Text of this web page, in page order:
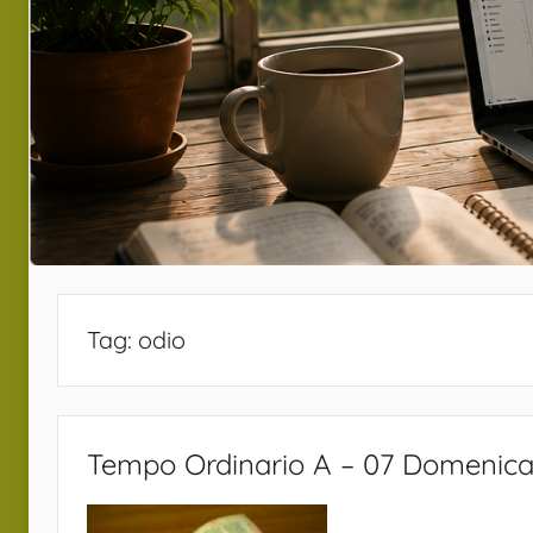
Tag: odio
Tempo Ordinario A – 07 Domenica